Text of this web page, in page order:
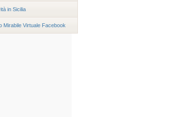
in Sicilia
Mirabile Virtuale Facebook